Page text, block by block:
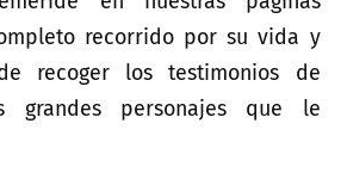
recorrido por su vida y
recoger los testimonios de
grandes personajes que le